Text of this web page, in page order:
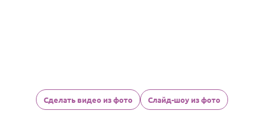
Сделать видео из фото Слайд-шоу из фото